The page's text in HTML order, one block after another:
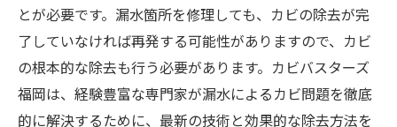
とが必要です。漏水箇所を修理しても、カビの除去が完
了していなければ再発する可能性がありますので、カビ
の根本的な除去も行う必要があります。カビバスターズ
福岡は、経験豊富な専門家が漏水によるカビ問題を徹底
的に解決するために、最新の技術と効果的な除去方法を